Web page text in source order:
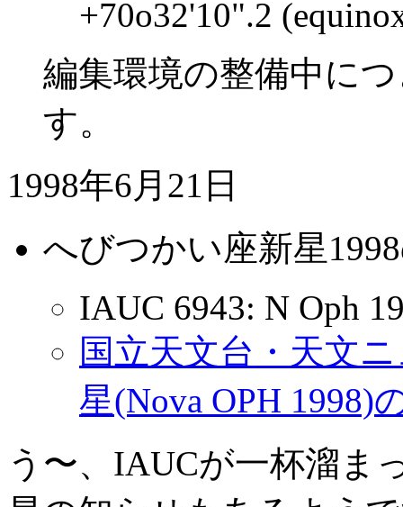
+70o32'10".2
編集環境の整備中に
す。
1998年6月21日
へびつかい座新星
IAUC 6943: N Oph
国立天文台・天文
星(Nova OPH 1998)
う〜、IAUCが一杯溜ま